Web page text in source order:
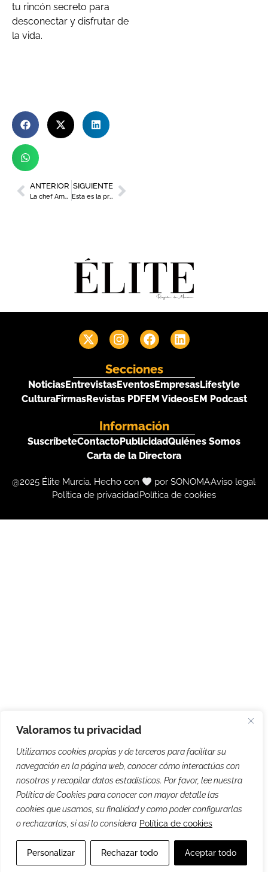
Valoramos tu privacidad
Utilizamos cookies propias y de terceros para facilitar su
navegación en la página web, conocer cómo interactúas con
nosotros y recopilar datos estadísticos. Por favor, lee nuestra
Política de Cookies para conocer con mayor detalle las
cookies que usamos, su finalidad y como poder configurarlas
o rechazarlas, si así lo considera Política de cookies
Personalizar Rechazar todo Aceptar todo
tu rincón secreto para
desconectar y disfrutar de
la vida.
ANTERIOR
La chef Amor González preparará una cena navideña para cerrar la temporada de ‘Sala de Chefs’
SIGUIENTE
Esta es la programación musical de Murcia para Navidad
Secciones
NoticiasEntrevistasEventosEmpresasLifestyle
CulturaFirmasRevistas PDFEM VideosEM Podcast
Información
SuscríbeteContactoPublicidadQuiénes Somos
Carta de la Directora
@2025 Élite Murcia. Hecho con por SONOMAAviso legal
Política de privacidadPolítica de cookies